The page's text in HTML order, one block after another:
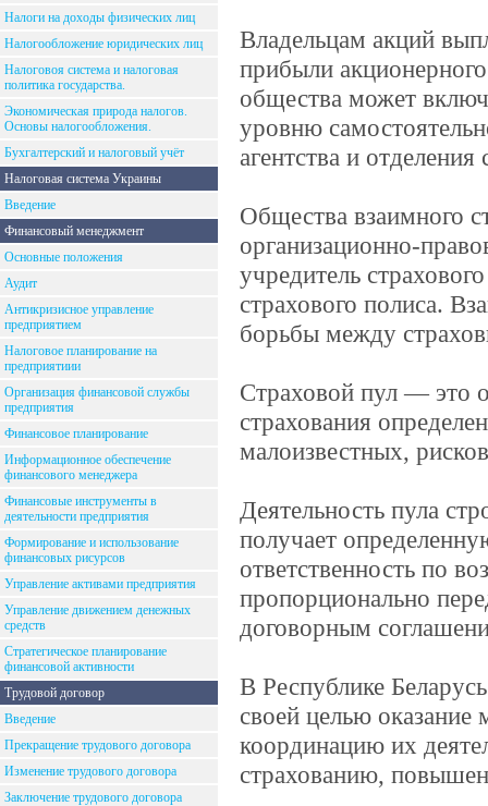
Налоги на доходы физических лиц
Налогообложение юридических лиц
Налоговоя система и налоговая
политика государства.
Экономическая природа налогов.
Основы налогообложения.
Бухгалтерский и налоговый учёт
Налоговая система Украины
Введение
Финансовый менеджмент
Основные положения
Аудит
Антикризисное управление
предприятием
Налоговое планирование на
предприятиии
Организация финансовой службы
предприятия
Финансовое планирование
Информационное обеспечение
финансового менеджера
Финансовые инструменты в
деятельности предприятия
Формирование и использование
финансовых рисурсов
Управление активами предприятия
Управление движением денежных
средств
Стратегическое планирование
финансовой активности
Трудовой договор
Введение
Прекращение трудового договора
Изменение трудового договора
Заключение трудового договора
Владельцам акций
прибыли
общества может
уровню
агентства и
Общества взаимного
организационно-
учредитель
страхового полиса.
борьбы между
Страховой пул — это
страхования
малоизвестных,
Деятельность пула
получает
ответственность по
пропорционально
договорным
В Республике
своей целью
координацию их
страхованию,